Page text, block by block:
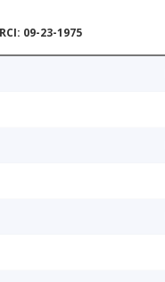
09-23-1975